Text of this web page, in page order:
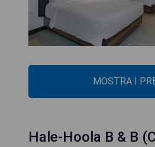
MOSTRA I
Hale-Hoola B & B